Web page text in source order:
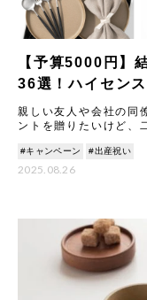
【予算5000円】
36選！ハイセン
親しい友人や会社の同
ントを贈りたいけど、
め
#キャンペーン #出産祝い
2025.08.26